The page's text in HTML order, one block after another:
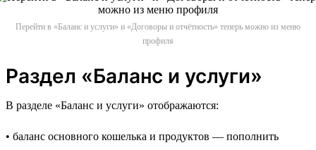
Перейти в «Баланс и услуги» и «Договоры и отчётность» теперь можно из меню
профиля
Раздел «Баланс и услуги»
В разделе «Баланс и услуги» отображаются:
• баланс основного кошелька и продуктов — пополнить